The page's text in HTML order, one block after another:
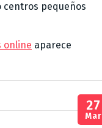
centros pequeños
online aparece
27
Mar